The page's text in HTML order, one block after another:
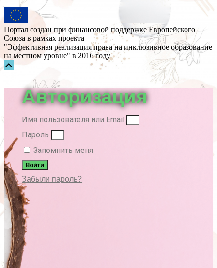
Портал создан при финансовой поддержке Европейского
Союза в рамках проекта
"Эффективная реализация права на инклюзивное образование
на местном уровне" в 2016 году
Авторизация
Имя пользователя или Email
Пароль
Запомнить меня
Войти
Забыли пароль?